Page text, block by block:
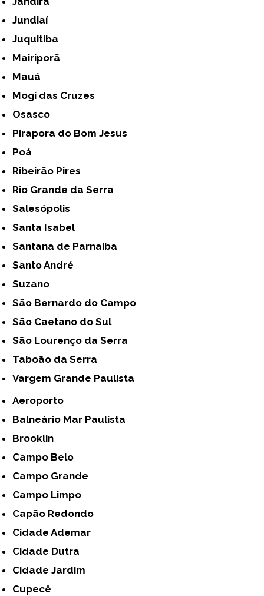
Jundiaí
Juquitiba
Mairiporã
Mauá
Mogi das Cruzes
Osasco
Pirapora do Bom Jesus
Poá
Ribeirão Pires
Rio Grande da Serra
Salesópolis
Santa Isabel
Santana de Parnaíba
Santo André
Suzano
São Bernardo do Campo
São Caetano do Sul
São Lourenço da Serra
Taboão da Serra
Vargem Grande Paulista
Aeroporto
Balneário Mar Paulista
Brooklin
Campo Belo
Campo Grande
Campo Limpo
Capão Redondo
Cidade Ademar
Cidade Dutra
Cidade Jardim
Cupecê